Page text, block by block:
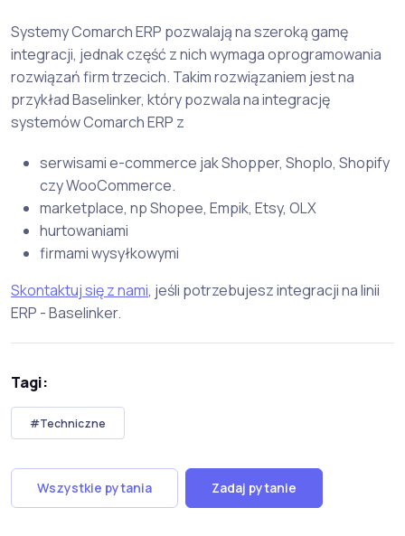
Systemy Comarch ERP pozwalają na szeroką gamę
integracji, jednak część z nich wymaga oprogramowania
rozwiązań firm trzecich. Takim rozwiązaniem jest na
przykład Baselinker, który pozwala na integrację
systemów Comarch ERP z
serwisami e-commerce jak Shopper, Shoplo, Shopify
czy WooCommerce.
marketplace, np Shopee, Empik, Etsy, OLX
hurtowaniami
firmami wysyłkowymi
Skontaktuj się z nami, jeśli potrzebujesz integracji na linii
ERP - Baselinker.
Tagi:
#Techniczne
Wszystkie pytania Zadaj pytanie